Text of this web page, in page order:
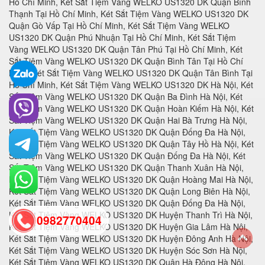
0982770404
back